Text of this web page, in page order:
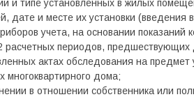
и типе установленных в жилых
дате и месте их установки
учета, на основании показаний
расчетных периодов,
актах обследования на
дома;
в отношении собственника или